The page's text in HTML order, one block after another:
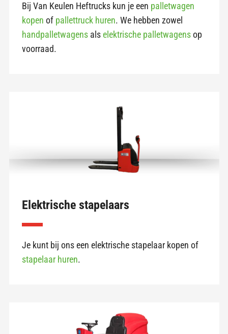
Bij Van Keulen Heftrucks kun je een palletwagen
kopen of pallettruck huren. We hebben zowel
handpalletwagensalselektrische palletwagensop
voorraad.
Elektrische stapelaars
Je kunt bij ons een elektrische stapelaar kopen of
stapelaar huren.